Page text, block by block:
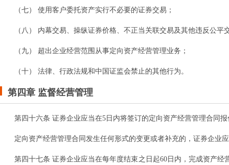
（七） 使用客户委托资产实行不必要的证券交易；
（八） 内幕交易、操纵证券价格、不正当关联交易及其他违反公平
（九） 超出企业经营范围从事定向资产经营管理业务；
（十） 法律、行政法规和中国证监会禁止的其他行为。
第四章 监督经营管理
第四十六条 证券企业应当在5日内将签订的定向资产经营管理合同
定向资产经营管理合同发生任何形式的变更或者补充的，证券企业
第四十七条 证券企业应当在每年度结束之日起60日内，完成资产